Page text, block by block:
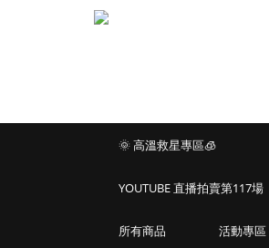
🌞 高溫救星專區🧊
YOUTUBE 直播拍賣第117場
所有商品 活動專區